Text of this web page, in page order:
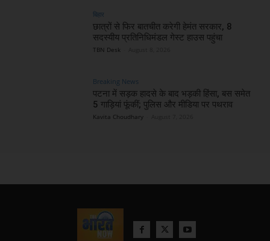
बिहार
छात्रों से फिर बातचीत करेगी हेमंत सरकार, 8
सदस्यीय प्रतिनिधिमंडल गेस्ट हाउस पहुंचा
TBN Desk
Breaking News
पटना में सड़क हादसे के बाद भड़की हिंसा, बस समेत
5 गाड़ियां फूंकीं; पुलिस और मीडिया पर पथराव
Kavita Choudhary